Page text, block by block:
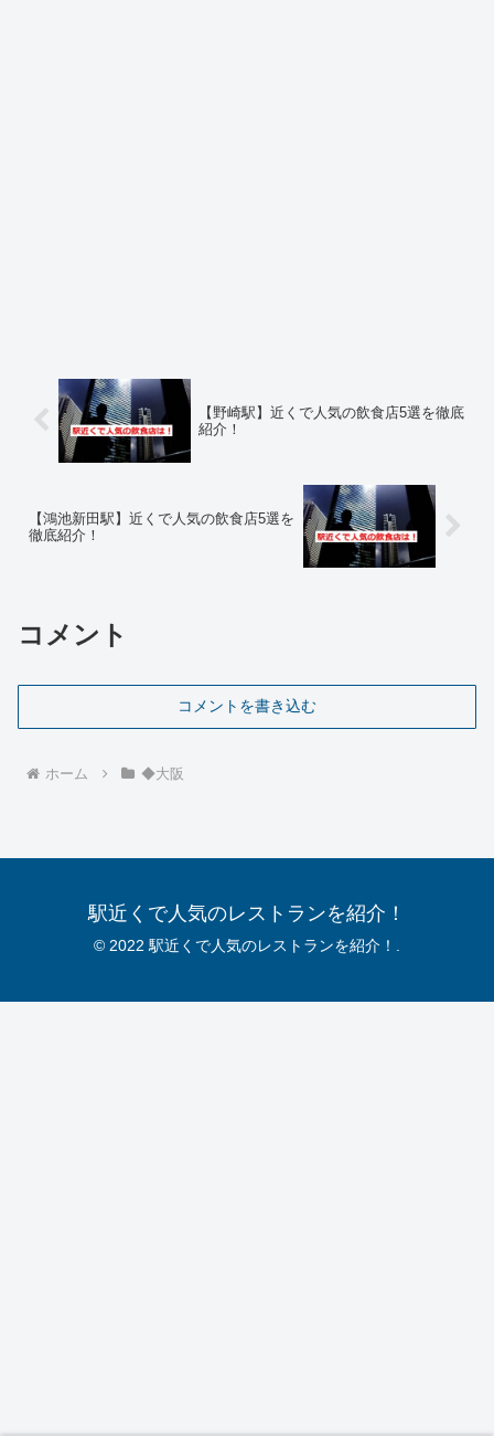
【野崎駅】近くで人気の飲食店5選を徹底
紹介！
【鴻池新田駅】近くで人気の飲食店5選を
徹底紹介！
コメント
コメントを書き込む
ホーム ◆大阪
駅近くで人気のレストランを紹介！
© 2022 駅近くで人気のレストランを紹介！.